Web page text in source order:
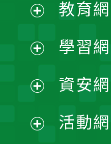
選
單
開
選
單
開
選
單
開
選
開
教育
學習
資安
活動